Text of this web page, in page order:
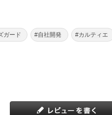
ガード #自社開発 #カルティエ